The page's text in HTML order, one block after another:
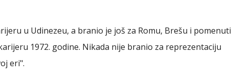
u Udinezeu, a branio je još za Romu, Brešu i pomenuti
1972. godine. Nikada nije branio za reprezentaciju
eri".